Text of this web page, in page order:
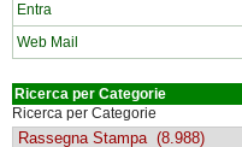
Entra
Web Mail
Ricerca per Categorie
Ricerca per Categorie